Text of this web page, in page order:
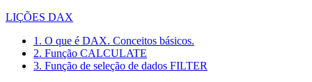
LIÇÕES DAX
1. O que é DAX. Conceitos básicos.
2. Função CALCULATE
3. Função de seleção de dados FILTER